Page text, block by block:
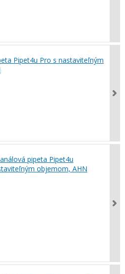
Pipet4u Pro s nastaviteľným
pipeta Pipet4u
objemom, AHN